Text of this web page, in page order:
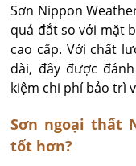
Sơn Nippon
quá đắt so với mặt
cao cấp. Với chất
dài, đây được
kiệm chi phí bảo trì
Sơn ngoại thất
tốt hơn?